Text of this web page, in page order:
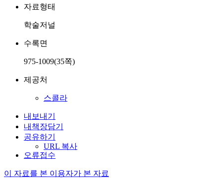
자료형태
학술저널
수록면
975-1009(35쪽)
제공처
스콜라
내보내기
내책장담기
공유하기
URL 복사
오류접수
이 자료를 본 이용자가 본 자료